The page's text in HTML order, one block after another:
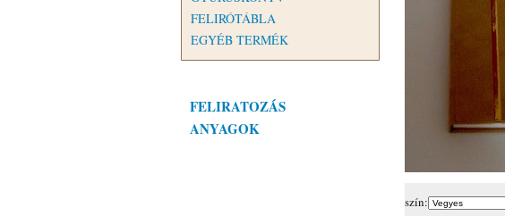
FELIRÓTÁBLA
EGYÉB TERMÉK
FELIRATOZÁS
ANYAGOK
szín: